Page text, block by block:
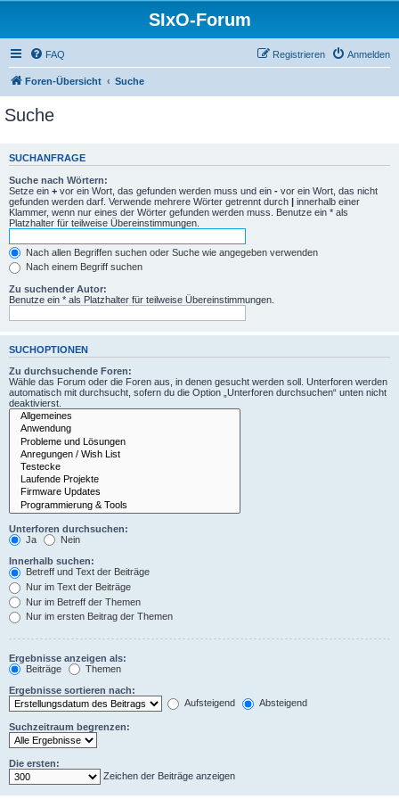
SIxO-Forum
FAQ Anmelden
Registrieren
Foren-Übersicht Suche
Suche
SUCHANFRAGE
Suche nach Wörtern:
Setze ein + vor ein Wort, das gefunden werden muss und ein - vor ein Wort, das nicht
gefunden werden darf. Verwende mehrere Wörter getrennt durch | innerhalb einer
Klammer, wenn nur eines der Wörter gefunden werden muss. Benutze ein * als
Platzhalter für teilweise Übereinstimmungen.
Nach allen Begriffen suchen oder Suche wie angegeben verwenden
Nach einem Begriff suchen
Zu suchender Autor:
Benutze ein * als Platzhalter für teilweise Übereinstimmungen.
SUCHOPTIONEN
Zu durchsuchende Foren:
Wähle das Forum oder die Foren aus, in denen gesucht werden soll. Unterforen werden
automatisch mit durchsucht, sofern du die Option „Unterforen durchsuchen“ unten nicht
deaktivierst.
Unterforen durchsuchen:
Ja
Nein
Innerhalb suchen:
Betreff und Text der Beiträge
Nur im Text der Beiträge
Nur im Betreff der Themen
Nur im ersten Beitrag der Themen
Ergebnisse anzeigen als:
Beiträge
Themen
Ergebnisse sortieren nach:
Aufsteigend
Absteigend
Suchzeitraum begrenzen:
Die ersten:
Zeichen der Beiträge anzeigen